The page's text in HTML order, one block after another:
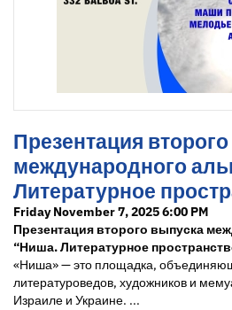
Презентация
международного
Литературное
Friday November 7, 2025 6:00 PM
Презентация второго выпуска
“Ниша. Литературное
«Ниша» — это площадка,
литературоведов, художников и
Израиле и Украине. ...